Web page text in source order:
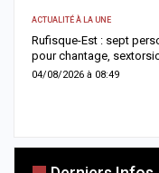
ACTUALITÉ À LA UNE
Rufisque-Est : sept
pour chantage,
04/08/2026 à 08:49